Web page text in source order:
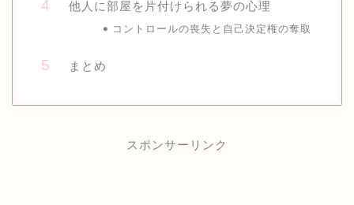
他人に部屋を片付けられる夢の心理
コントロールの喪失と自己決定権の奪取
まとめ
スポンサーリンク